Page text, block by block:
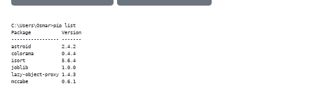
C:\Users\Osmar>pip list
Package           Version
----------------- -------
astroid           2.4.2
colorama          0.4.4
isort             5.6.4
joblib            1.0.0
lazy-object-proxy 1.4.3
mccabe            0.6.1